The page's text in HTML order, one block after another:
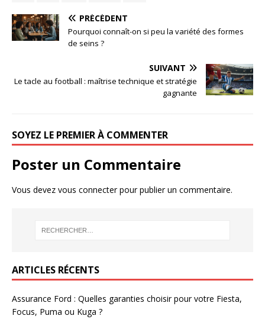
PRÉCÉDENT
Pourquoi connaît-on si peu la variété des formes
de seins ?
SUIVANT
Le tacle au football : maîtrise technique et stratégie
gagnante
SOYEZ LE PREMIER À COMMENTER
Poster un Commentaire
Vous devez vous connecterpour publier un commentaire.
ARTICLES RÉCENTS
Assurance Ford : Quelles garanties choisir pour votre Fiesta,
Focus, Puma ou Kuga ?